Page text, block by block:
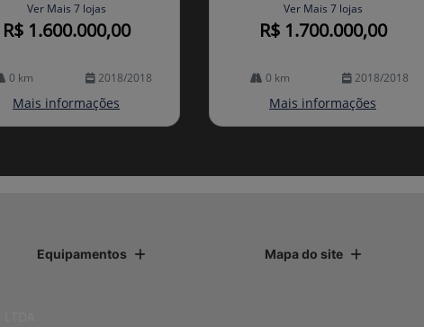
Ver Mais 7 lojas
R$ 1.600.000,00
0 km 2018/2018
Mais informações
Ver Mais 7 lojas
R$ 1.700.000,00
0 km 2018/2018
Mais informações
Equipamentos Mapa do site